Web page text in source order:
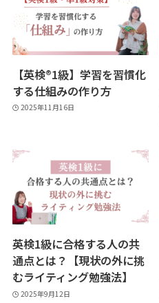
【英検®️1級】学習を習慣化
する仕組みの作り方
2025年11月16日
英検1級に合格する人の共
通点とは？【現状の外に挑
むライティング勉強法】
2025年9月12日